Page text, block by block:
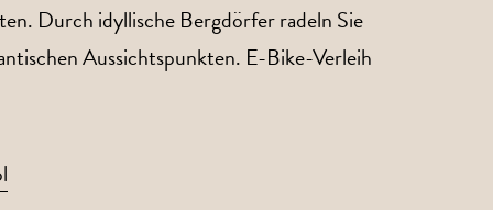
Durch idyllische Bergdörfer radeln Sie
Aussichtspunkten. E-Bike-Verleih